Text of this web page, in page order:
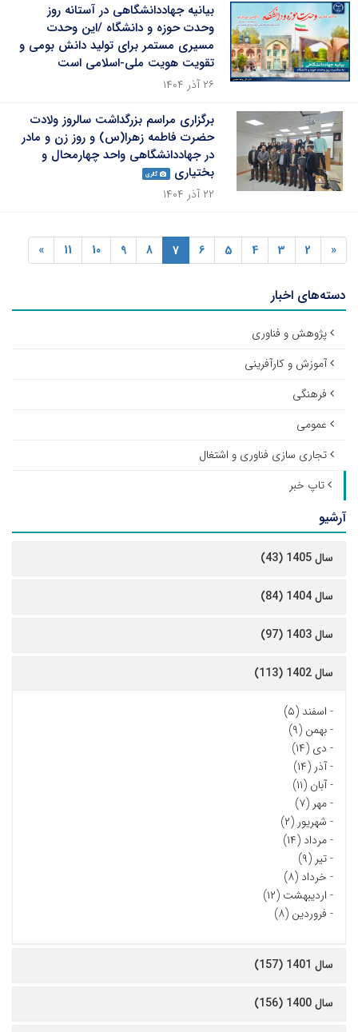
بیانیه جهاددانشگاهی در آستانه روز
وحدت حوزه و دانشگاه /این وحدت
مسیری مستمر برای تولید دانش بومی و
تقویت هویت ملی-اسلامی است
۲۶ آذر ۱۴۰۴
برگزاری مراسم بزرگداشت سالروز ولادت
حضرت فاطمه زهرا(س) و روز زن و مادر
در جهاددانشگاهی واحد چهارمحال و
بختیاری
گالری
۲۲ آذر ۱۴۰۴
«
2
3
4
5
6
7
8
9
10
11
»
دسته‌های اخبار
پژوهش و فناوری
آموزش و کارآفرینی
فرهنگی
عمومی
تجاری سازی فناوری و اشتغال
تاپ خبر
آرشیو
سال 1405 (43)
سال 1404 (84)
سال 1403 (97)
سال 1402 (113)
- اسفند (۵)
-بهمن (۹)
- دی (۱۴)
-آذر (۱۴)
-آبان (۱۱)
-مهر (۷)
- شهریور (۲)
-مرداد (۱۴)
-تیر (۹)
- خرداد (۸)
- اردیبهشت (۱۲)
- فروردین (۸)
سال 1401 (157)
سال 1400 (156)